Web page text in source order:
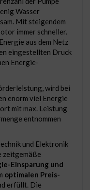
Wasser
Mit steigendem
immer schneller.
aus dem Netz
eingestellten Druck
Energie-
wird bei
enorm viel Energie
mit max. Leistung
entnommen
und Elektronik
zeitgemäße
Einsparung und
optimalen Preis-
erfüllt. Die